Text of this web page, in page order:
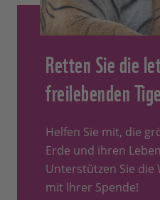
Retten Sie die
freilebenden
Helfen Sie mit, die
Erde und ihren
Unterstützen Sie die
mit Ihrer Spende!